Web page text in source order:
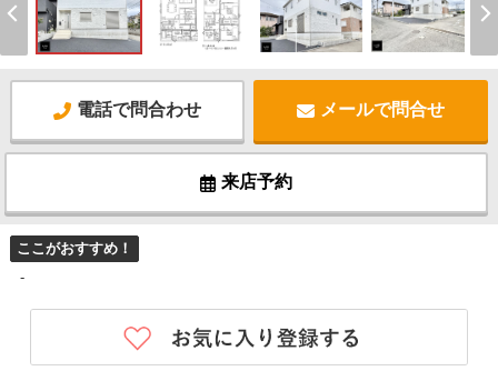
電話で問合わせ メールで問合せ
来店予約
ここがおすすめ！
-